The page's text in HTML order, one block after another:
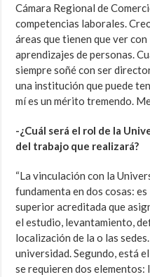
Cámara Regional de
competencias laborales.
áreas que tienen que ver
aprendizajes de personas.
siempre soñé con ser
una institución que puede
mí es un mérito tremendo.
-¿Cuál será el rol de la
del trabajo que realizará?
“La vinculación con la
fundamenta en dos cosas:
superior acreditada que
el estudio, levantamiento,
localización de la o las
universidad. Segundo, está
se requieren dos elementos: